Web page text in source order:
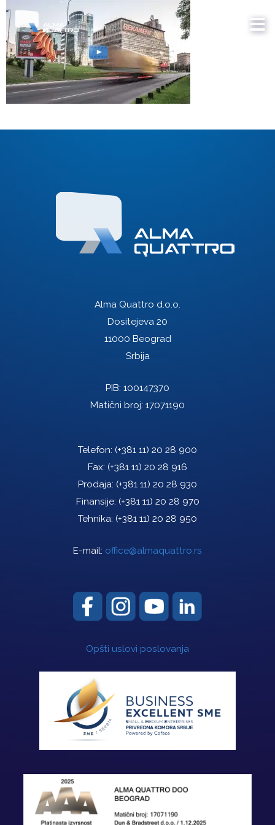
Alma Quattro d.o.o.
Dositejeva 20
11000 Beograd
Srbija
PIB: 100147370
Matični broj: 17071190
Telefon: (+381 11) 20 28 900
Fax: (+381 11) 20 28 916
Prodaja: (+381 11) 20 28 930
Finansije: (+381 11) 20 28 970
Tehnika: (+381 11) 20 28 950
E-mail: office@almaquattro.rs
Opšti uslovi poslovanja